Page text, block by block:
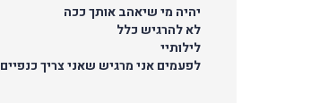
יהיה מי שיאהב אותך ככה
לא להרגיש כלל
לילותיי
לפעמים אני מרגיש שאני צריך כנפיים